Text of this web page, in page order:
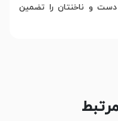
و ناخنتان را تضمین